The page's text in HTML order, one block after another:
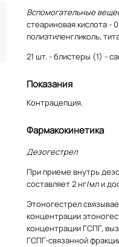
Вспомогательные
стеариновая кислота -
полиэтиленгликоль,
21 шт. - блистеры (1) -
Показания
Контрацепция.
Фармакокинетика
Дезогестрел
При приеме внутрь
составляет 2 нг/мл и
Этоногестрел
концентрации
концентрации ГСПГ,
ГСПГ-связанной